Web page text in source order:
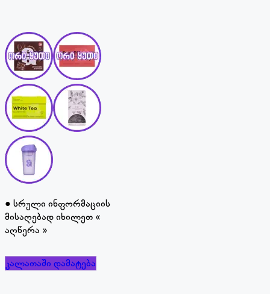
● სრული ინფორმაციის
მისაღებად იხილეთ «
აღწერა »
კალათაში დამატება